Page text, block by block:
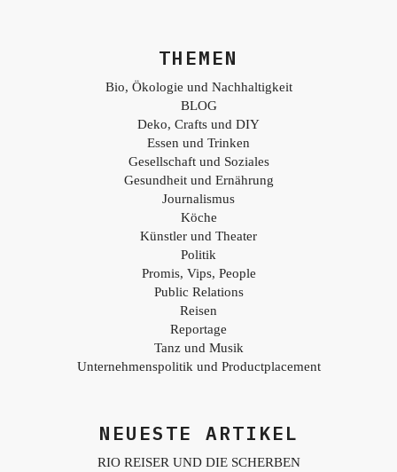
THEMEN
Bio, Ökologie und Nachhaltigkeit
BLOG
Deko, Crafts und DIY
Essen und Trinken
Gesellschaft und Soziales
Gesundheit und Ernährung
Journalismus
Köche
Künstler und Theater
Politik
Promis, Vips, People
Public Relations
Reisen
Reportage
Tanz und Musik
Unternehmenspolitik und Productplacement
NEUESTE ARTIKEL
RIO REISER UND DIE SCHERBEN